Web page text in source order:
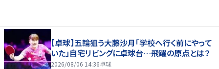
【卓球】五輪狙う大藤沙月「学校へ行く前にやって
いた」自宅リビングに卓球台…飛躍の原点とは？
2026/08/06 14:36卓球